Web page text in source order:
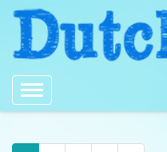
Toggle
navigation